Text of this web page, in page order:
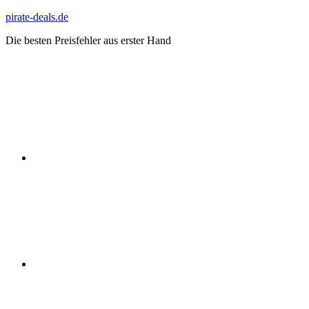
Zum
springen
pirate-deals.de
Die besten Preisfehler aus erster Hand